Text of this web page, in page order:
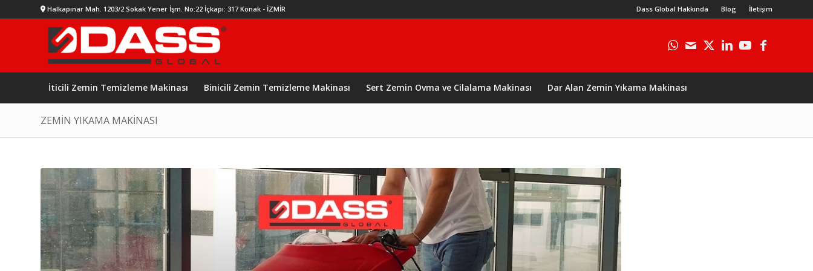
Dass Global Hakkında Blog İletişim
Halkapınar Mah. 1203/2 Sokak Yener İşm. No:22 İçkapı: 317 Konak - İZMİR
İticili Zemin Temizleme Makinası Binicili Zemin Temizleme Makinası Sert Zemin Ovma ve Cilalama Makinası Dar Alan Zemin Yıkama Makinası
ZEMİN YIKAMA MAKİNASI